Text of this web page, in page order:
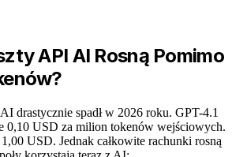
API AI Rosną Pomimo
drastycznie spadł w 2026 roku. GPT-4.1
0,10 USD za milion tokenów wejściowych.
USD. Jednak całkowite rachunki rosną